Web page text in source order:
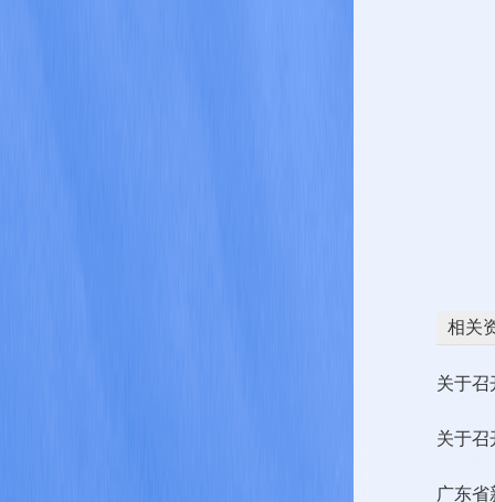
相关
关于召
关于召
广东